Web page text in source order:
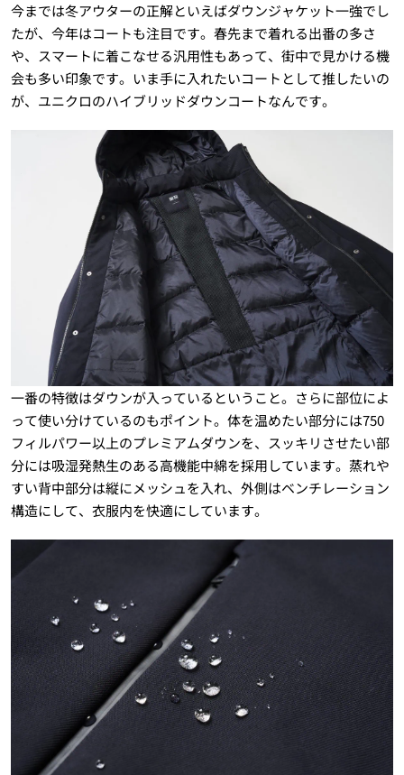
今までは冬アウターの正解といえばダウンジャケット一強でし
たが、今年はコートも注目です。春先まで着れる出番の多さ
や、スマートに着こなせる汎用性もあって、街中で見かける機
会も多い印象です。いま手に入れたいコートとして推したいの
が、ユニクロのハイブリッドダウンコートなんです。
一番の特徴はダウンが入っているということ。さらに部位によ
って使い分けているのもポイント。体を温めたい部分には750
フィルパワー以上のプレミアムダウンを、スッキリさせたい部
分には吸湿発熱生のある高機能中綿を採用しています。蒸れや
すい背中部分は縦にメッシュを入れ、外側はベンチレーション
構造にして、衣服内を快適にしています。